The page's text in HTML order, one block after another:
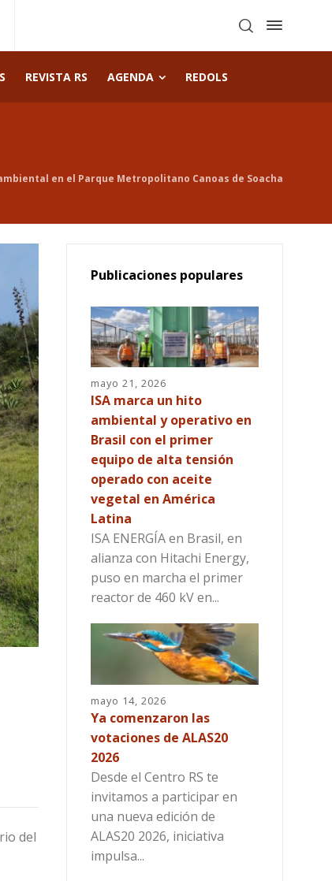
REVISTA RS AGENDA REDOLS
en el Parque Metropolitano Canoas de Soacha
del
Publicaciones populares
mayo 21, 2026
ISA marca un hito
ambiental y operativo en
Brasil con el primer
equipo de alta tensión
operado con aceite
vegetal en América
Latina
ISA ENERGÍA en Brasil, en
alianza con Hitachi Energy,
puso en marcha el primer
reactor de 460 kV en...
mayo 14, 2026
Ya comenzaron las
votaciones de ALAS20
2026
Desde el Centro RS te
invitamos a participar en
una nueva edición de
ALAS20 2026, iniciativa
impulsa...